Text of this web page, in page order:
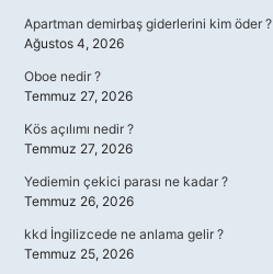
Apartman demirbaş giderlerini kim öder ?
Ağustos 4, 2026
Oboe nedir ?
Temmuz 27, 2026
Kös açılımı nedir ?
Temmuz 27, 2026
Yediemin çekici parası ne kadar ?
Temmuz 26, 2026
kkd İngilizcede ne anlama gelir ?
Temmuz 25, 2026